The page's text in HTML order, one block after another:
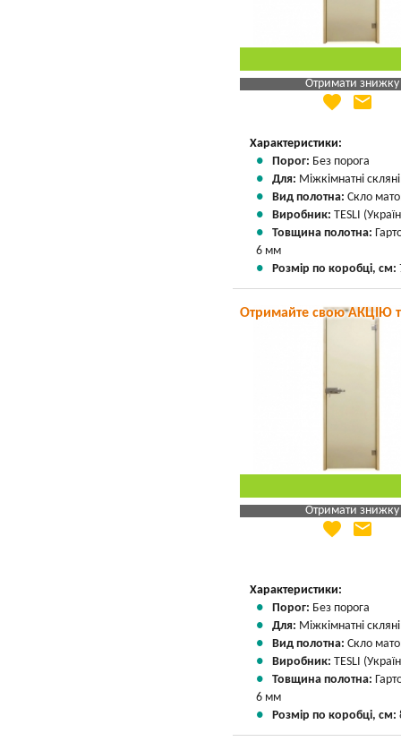
Отримати знижку
Яка Ваша ціна
favorite email
Характеристики:
Порог: Без порога
Для: Міжкімнатні
Вид полотна: Скло
Виробник: TESLI
Товщина полотна:
6 мм
Розмір по коробці, см:
Отримайте свою АКЦІЮ
Отримати знижку
Яка Ваша ціна
favorite email
Характеристики:
Порог: Без порога
Для: Міжкімнатні
Вид полотна: Скло
Виробник: TESLI
Товщина полотна:
6 мм
Розмір по коробці, см: